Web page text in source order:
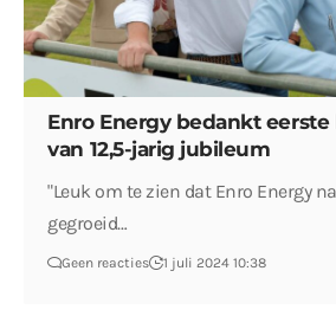
Enro Energy bedankt
van 12,5-jarig jubileum
"Leuk om te zien dat Enro Energy
gegroeid…
Geen reacties 1 juli 2024 10:38